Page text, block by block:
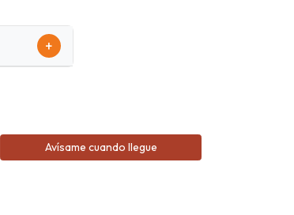
+
Avísame cuando llegue